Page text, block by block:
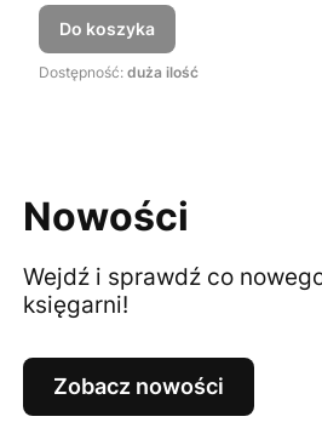
Do koszyka
Dostępność: duża ilość
Nowości
Wejdź i sprawdź co
księgarni!
Zobacz nowości